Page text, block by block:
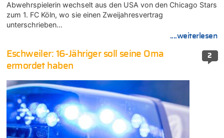
Abwehrspielerin wechselt aus den USA von den Chicago Stars
zum 1. FC Köln, wo sie einen Zweijahresvertrag
unterschrieben…
....weiterlesen
2
Eschweiler: 16-Jähriger soll seine Oma
ermordet haben